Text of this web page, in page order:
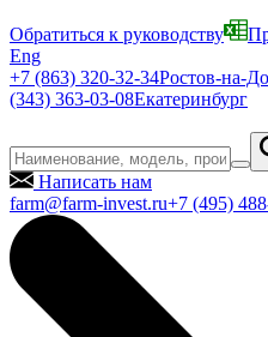
Обратиться к руководству
Eng
+7 (863) 320-32-34Ростов-на-
(343) 363-03-08Екатеринбург
Написать нам
farm@farm-invest.ru+7 (495)